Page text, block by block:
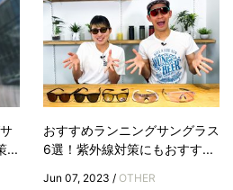
...
おすすめランニングサングラス
6選！紫外線対策にもおすす...
Jun 07, 2023 / OTHER